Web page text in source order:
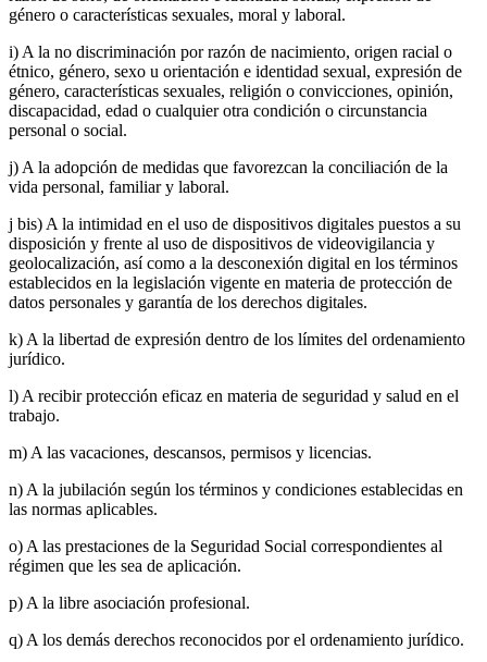
género o características sexuales, moral y laboral.
i) A la no discriminación por razón de nacimiento, origen racial o
étnico, género, sexo u orientación e identidad sexual, expresión de
género, características sexuales, religión o convicciones, opinión,
discapacidad, edad o cualquier otra condición o circunstancia
personal o social.
j) A la adopción de medidas que favorezcan la conciliación de la
vida personal, familiar y laboral.
j bis) A la intimidad en el uso de dispositivos digitales puestos a su
disposición y frente al uso de dispositivos de videovigilancia y
geolocalización, así como a la desconexión digital en los términos
establecidos en la legislación vigente en materia de protección de
datos personales y garantía de los derechos digitales.
k) A la libertad de expresión dentro de los límites del ordenamiento
jurídico.
l) A recibir protección eficaz en materia de seguridad y salud en el
trabajo.
m) A las vacaciones, descansos, permisos y licencias.
n) A la jubilación según los términos y condiciones establecidas en
las normas aplicables.
o) A las prestaciones de la Seguridad Social correspondientes al
régimen que les sea de aplicación.
p) A la libre asociación profesional.
q) A los demás derechos reconocidos por el ordenamiento jurídico.